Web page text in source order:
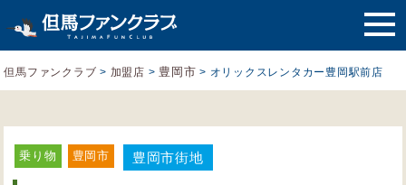
但馬ファンクラブ > 加盟店 > 豊岡市 > オリックスレンタカー豊岡駅前店
乗り物 豊岡市 豊岡市街地